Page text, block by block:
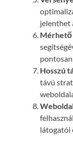
jelenthet
Hosszú
távú
látogatói